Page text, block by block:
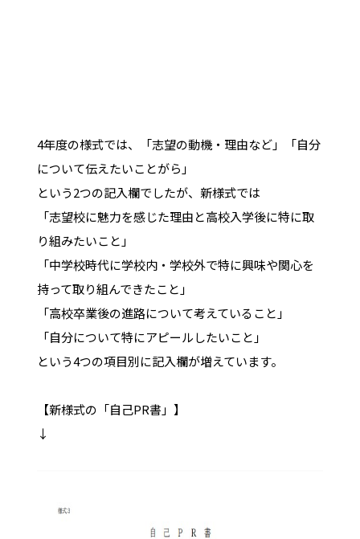
4年度の様式では、「志望の動機・理由など」「自分
について伝えたいことがら」
という2つの記入欄でしたが、新様式では
「志望校に魅力を感じた理由と高校入学後に特に取
り組みたいこと」
「中学校時代に学校内・学校外で特に興味や関心を
持って取り組んできたこと」
「高校卒業後の進路について考えていること」
「自分について特にアピールしたいこと」
という4つの項目別に記入欄が増えています。
【新様式の「自己PR書」】
↓